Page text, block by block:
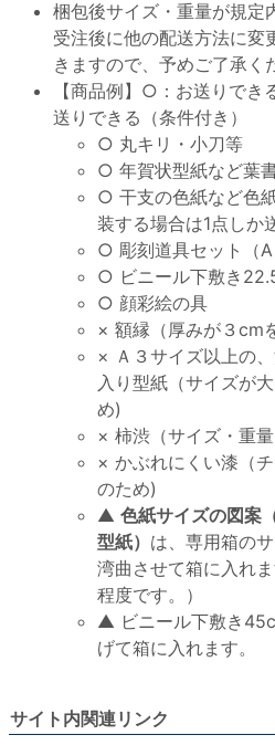
梱包後サイズ・重量が規定
受注後に他の配送方法に変
きますので、予めご了承く
【商品例】○：お送りで
送りできる（条件付き）
○ 丸キリ・小刀等
○ 年賀状型紙など葉
○ 干支の色紙など色
装する場合は1点しか
○ 彫刻道具セット（A
○ ビニール下敷き
○ 顔彩絵の具
× 額縁（厚みが３cm
× Ａ３サイズ以上の
入り型紙（サイズが
め)
× 柿渋（サイズ・重
× かぶれにくい漆（
のため)
▲ 色紙サイズの図案
型紙） は、専用箱の
湾曲させて箱に入れ
程度です。）
▲ ビニール下敷き
げて箱に入れます。
サイト内関連リンク